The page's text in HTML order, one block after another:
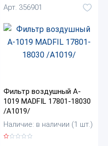
Арт. 356901
Фильтр воздушный A-
1019 MADFIL 17801-18030
/A1019/
Наличие: в наличии (1 шт.)